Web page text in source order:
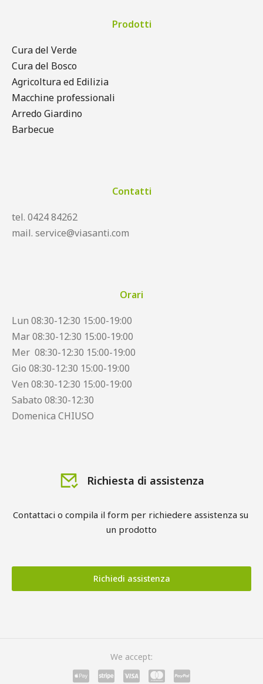
Prodotti
Cura del Verde
Cura del Bosco
Agricoltura ed Edilizia
Macchine professionali
Arredo Giardino
Barbecue
Contatti
tel. 0424 84262
mail. service@viasanti.com
Orari
Lun 08:30-12:30 15:00-19:00
Mar 08:30-12:30 15:00-19:00
Mer 08:30-12:30 15:00-19:00
Gio 08:30-12:30 15:00-19:00
Ven 08:30-12:30 15:00-19:00
Sabato 08:30-12:30
Domenica CHIUSO
Richiesta di assistenza
Contattaci o compila il form per richiedere assistenza su
un prodotto
Richiedi assistenza
We accept: